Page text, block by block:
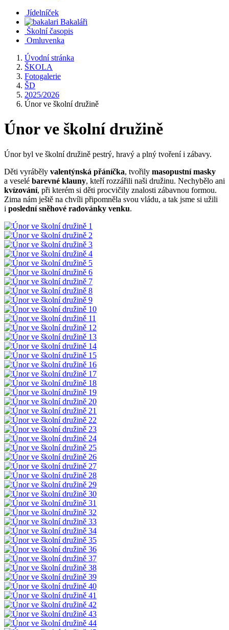
Jídelníček
Bakaláři
Školní časopis
Omluvenka
Úvodní stránka
ŠKOLA
Fotogalerie
ŠD
2025/2026
Únor ve školní družině
Únor ve školní družině
Únor byl ve školní družině pestrý, hravý a plný tvoření i zábavy.
Děti vyráběly valentýnská přáníčka, tvořily masopustní masky
a veselé barevné klauny, kteří rozzářili naši družinu. Nechybělo ani
kvízování, při kterém si děti procvičily znalosti zábavnou formou.
Zima nám ještě na chvíli připomněla svou vládu, a tak jsme si užili
i poslední sněhové radovánky venku.